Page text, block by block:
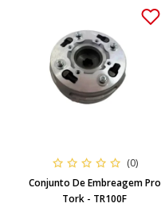
(0)
Conjunto De Embreagem Pro
Tork - TR100F